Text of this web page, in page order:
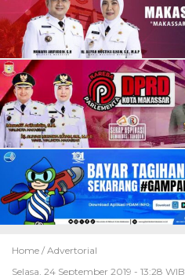
Home / Advertorial
Selasa, 24 September 2019 - 13:28 WIB